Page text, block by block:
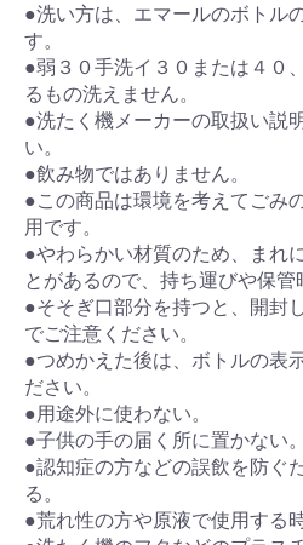
●洗い方は、エマールのボトル
す。
●弱３０手洗イ３０または４０
るもの洗えません。
●洗たく機メーカーの取扱い説
い。
●飲み物ではありません。
●この商品は環境を考えてごみ
用です。
●やわらかい材質のため、まれ
とがあるので、持ち運びや保管
●そそぎ口部分を持つと、開封
でご注意ください。
●つめかえた後は、ボトルの表
ださい。
●用途外に使わない。
●子供の手の届く所に置かない。
●認知症の方などの誤飲を防ぐ
る。
●荒れ性の方や原液で使用する